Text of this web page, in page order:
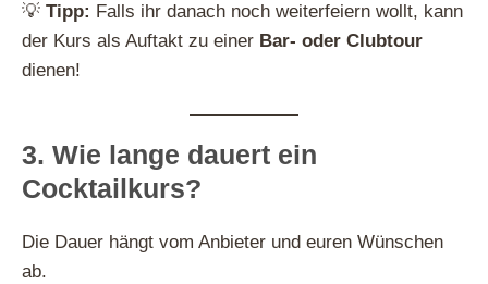
💡 Tipp: Falls ihr danach noch weiterfeiern wollt, kann
der Kurs als Auftakt zu einer Bar- oder Clubtour
dienen!
3. Wie lange dauert ein
Cocktailkurs?
Die Dauer hängt vom Anbieter und euren Wünschen
ab.